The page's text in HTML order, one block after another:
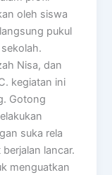
oleh siswa
pukul
Nisa, dan
kegiatan ini
Gotong
suka rela
lancar.
menguatkan